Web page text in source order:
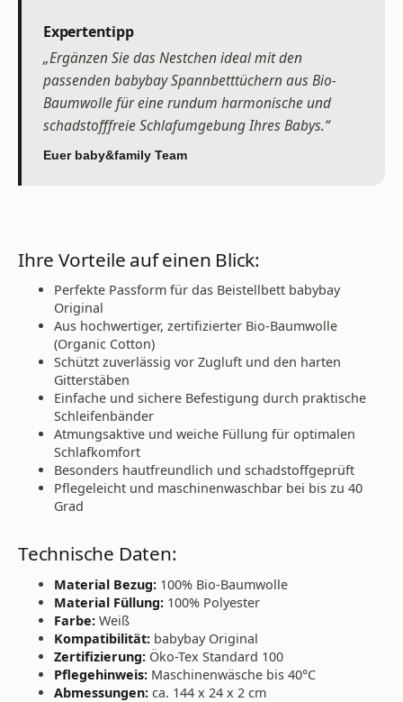
Expertentipp
„Ergänzen Sie das Nestchen ideal mit den
passenden babybay Spannbetttüchern aus Bio-
Baumwolle für eine rundum harmonische und
schadstofffreie Schlafumgebung Ihres Babys.“
Euer baby&family Team
Ihre Vorteile auf einen Blick:
Perfekte Passform für das Beistellbett babybay
Original
Aus hochwertiger, zertifizierter Bio-Baumwolle
(Organic Cotton)
Schützt zuverlässig vor Zugluft und den harten
Gitterstäben
Einfache und sichere Befestigung durch praktische
Schleifenbänder
Atmungsaktive und weiche Füllung für optimalen
Schlafkomfort
Besonders hautfreundlich und schadstoffgeprüft
Pflegeleicht und maschinenwaschbar bei bis zu 40
Grad
Technische Daten:
Material Bezug: 100% Bio-Baumwolle
Material Füllung: 100% Polyester
Farbe: Weiß
Kompatibilität: babybay Original
Zertifizierung: Öko-Tex Standard 100
Pflegehinweis: Maschinenwäsche bis 40°C
Abmessungen: ca. 144 x 24 x 2 cm